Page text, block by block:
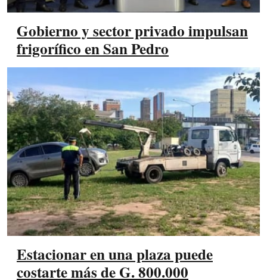
Gobierno y sector privado impulsan
frigorífico en San Pedro
Estacionar en una plaza puede
costarte más de G. 800.000